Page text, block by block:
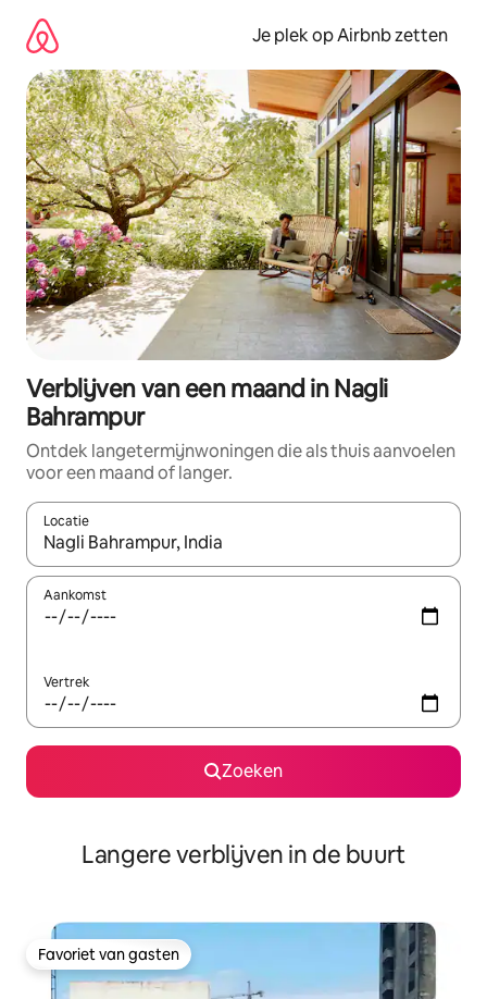
direct
naar
inhoud
Je plek op Airbnb zetten
Verblijven van een maand in Nagli
Bahrampur
Ontdek langetermijnwoningen die als thuis aanvoelen
voor een maand of langer.
Locatie
Wanneer er resultaten beschikbaar zijn, maak je een keuze
Aankomst
Vertrek
Zoeken
Langere verblijven in de buurt
Favoriet van gasten
Favoriet van gasten